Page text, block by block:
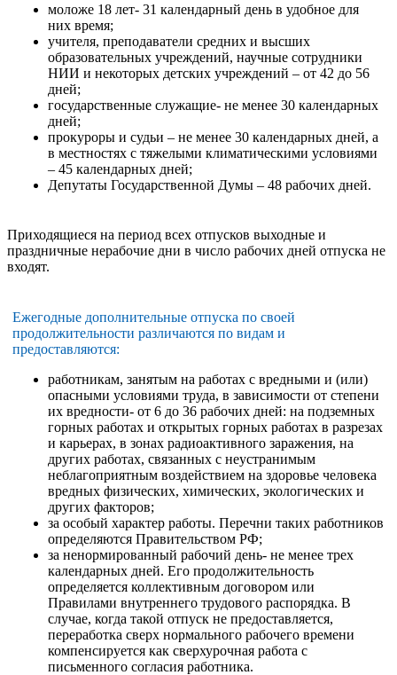
моложе 18 лет- 31 календарный день в удобное для
них время;
учителя, преподаватели средних и высших
образовательных учреждений, научные сотрудники
НИИ и некоторых детских учреждений – от 42 до 56
дней;
государственные служащие- не менее 30 календарных
дней;
прокуроры и судьи – не менее 30 календарных дней, а
в местностях с тяжелыми климатическими условиями
– 45 календарных дней;
Депутаты Государственной Думы – 48 рабочих дней.
Приходящиеся на период всех отпусков выходные и
праздничные нерабочие дни в число рабочих дней отпуска не
входят.
Ежегодные дополнительные отпуска по своей
продолжительности различаются по видам и
предоставляются:
работникам, занятым на работах с вредными и (или)
опасными условиями труда, в зависимости от степени
их вредности- от 6 до 36 рабочих дней: на подземных
горных работах и открытых горных работах в разрезах
и карьерах, в зонах радиоактивного заражения, на
других работах, связанных с неустранимым
неблагоприятным воздействием на здоровье человека
вредных физических, химических, экологических и
других факторов;
за особый характер работы. Перечни таких работников
определяются Правительством РФ;
за ненормированный рабочий день- не менее трех
календарных дней. Его продолжительность
определяется коллективным договором или
Правилами внутреннего трудового распорядка. В
случае, когда такой отпуск не предоставляется,
переработка сверх нормального рабочего времени
компенсируется как сверхурочная работа с
письменного согласия работника.